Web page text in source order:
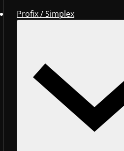
Profix / Simplex